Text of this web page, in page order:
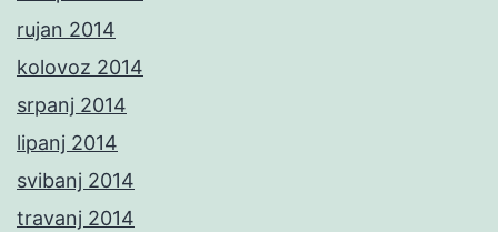
rujan 2014
kolovoz 2014
srpanj 2014
lipanj 2014
svibanj 2014
travanj 2014